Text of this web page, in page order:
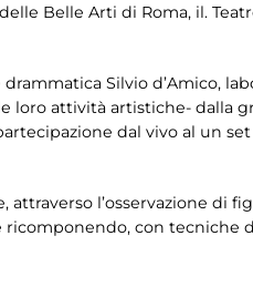
Belle Arti di Roma, il.
Silvio d’Amico,
loro attività artistiche- dalla
dal vivo al un
l’osservazione di
con tecniche